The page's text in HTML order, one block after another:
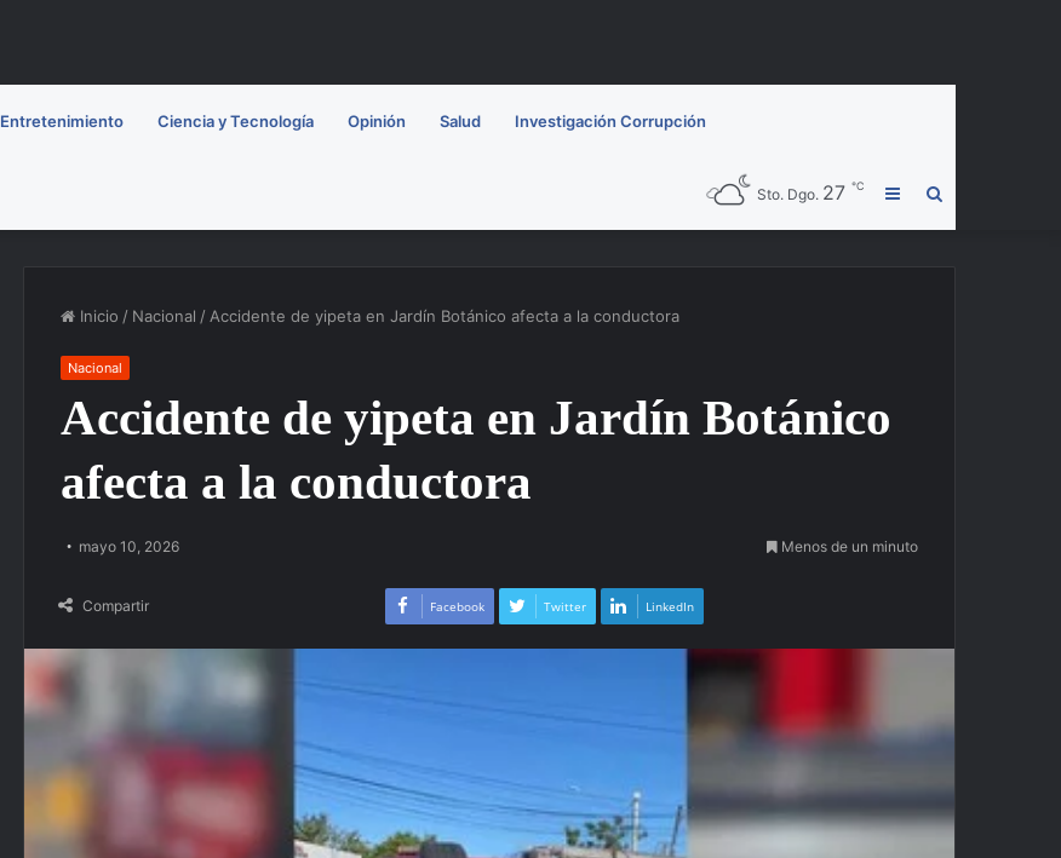
Entretenimiento Ciencia y Tecnología Opinión Salud Investigación Corrupción
Barra
Sto. Dgo. 27 ℃
Inicio / Nacional /Accidente de yipeta en Jardín Botánico afecta a la conductora
Nacional
Accidente de yipeta en Jardín Botánico
afecta a la conductora
mayo 10, 2026 Menos de un minuto
Compartir Facebook Twitter LinkedIn